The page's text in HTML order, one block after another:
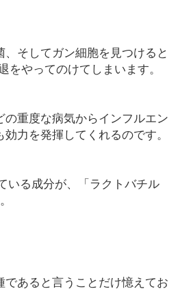
そしてガン細胞を見つけると
をやってのけてしまいます。
の重度な病気からインフルエン
力を発揮してくれるのです。
いる成分が、「ラクトバチル
あると言うことだけ憶えてお